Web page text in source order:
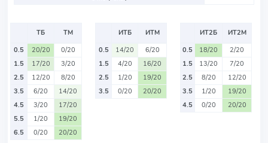
ТБ
ТМ
0.5
20/20
0/20
1.5
17/20
3/20
2.5
12/20
8/20
3.5
6/20
14/20
4.5
3/20
17/20
5.5
1/20
19/20
6.5
0/20 20/20
ИТБ
ИТМ
0.5
14/20
6/20
1.5
4/20
16/20
2.5
1/20
19/20
3.5
0/20 20/20
ИТ2Б
ИТ2М
0.5
18/20
2/20
1.5
13/20
7/20
2.5
8/20
12/20
3.5
1/20
19/20
4.5
0/20 20/20